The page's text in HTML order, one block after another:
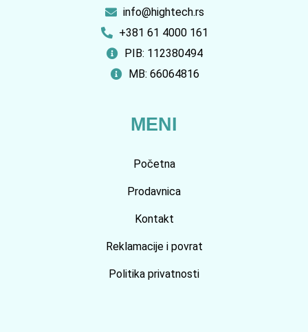
info@hightech.rs
+381 61 4000 161
PIB: 112380494
MB: 66064816
MENI
Početna
Prodavnica
Kontakt
Reklamacije i povrat
Politika privatnosti